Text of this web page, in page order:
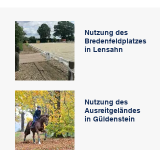
Nutzung des
Bredenfeldplatzes
in Lensahn
Nutzung des
Ausreitgeländes
in Güldenstein